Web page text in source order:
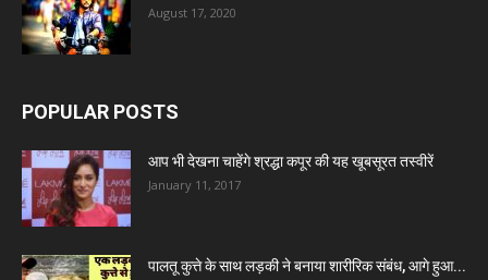
August 17, 2020
POPULAR POSTS
आप भी देखना चाहेंगे श्रद्धा कपूर की यह खूबसूरत तस्वीरें
January 11, 2017
पालतू कुत्ते के साथ लड़की ने बनाया शारीरिक संबंध, आगे हुआ...